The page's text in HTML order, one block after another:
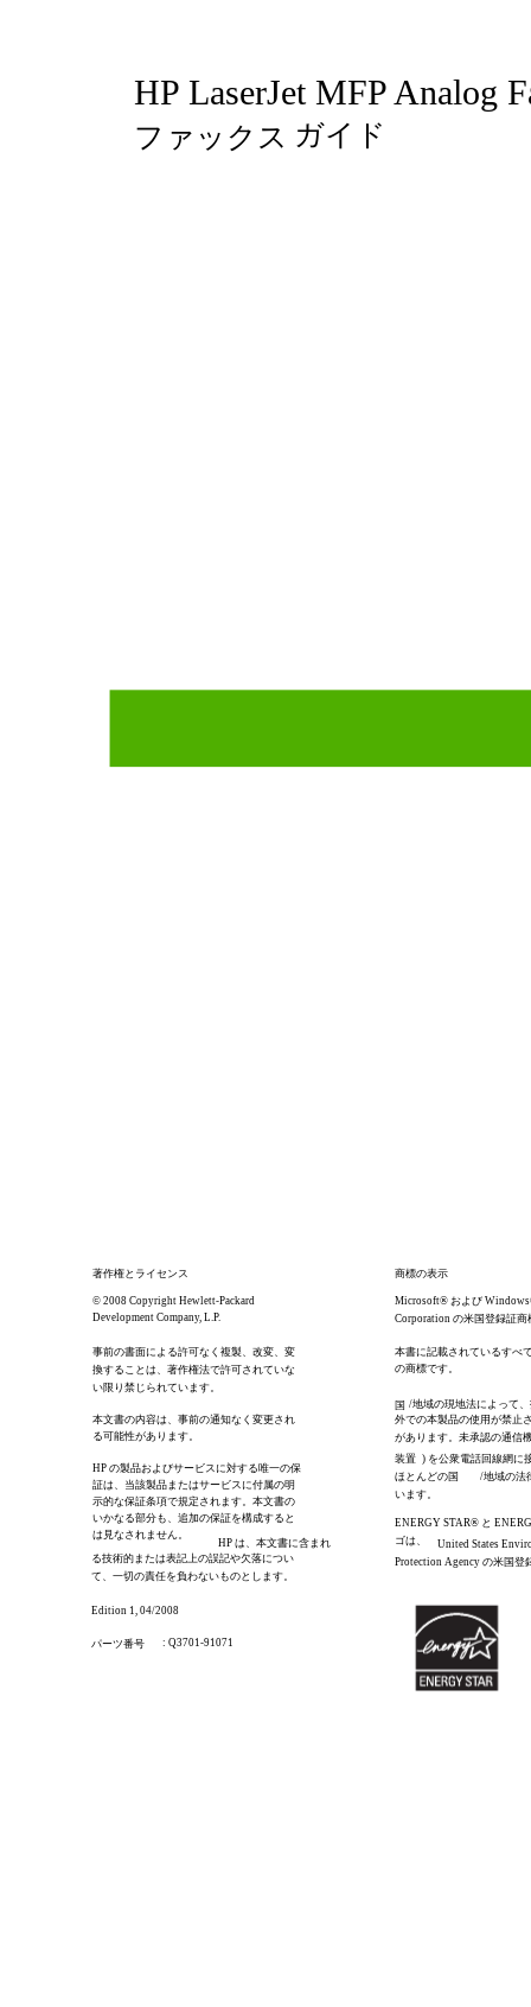
HP LaserJet MFP Analog
ファックス ガイド
著作権とライセンス
© 2008 Copyright Hewlett-Packard
Development Company, L.P.
事前の書面による許可なく複製、改変、変
換することは、著作権法で許可されていな
い限り禁じられています。
本文書の内容は、事前の通知なく変更され
る可能性があります。
HP の製品およびサービスに対する唯一の保
証は、当該製品またはサービスに付属の明
示的な保証条項で規定されます。本文書の
いかなる部分も、追加の保証を構成すると
は見なされません。
HP は、本文書に含まれ
る技術的または表記上の誤記や欠落につい
て、一切の責任を負わないものとします。
Edition 1, 04/2008
パーツ番号 : Q3701-91071
商標の表示
Microsoft® および
Corporation の米国登録証商
本書に記載されているすべ
の商標です。
国 /地域の現地法によって
外での本製品の使用が禁止
があります。未承認の通信
装置 ) を公衆電話回線網に
ほとんどの国
/地域の法
います。
ENERGY STAR® と
ゴは、
United States
Protection Agency の米国登